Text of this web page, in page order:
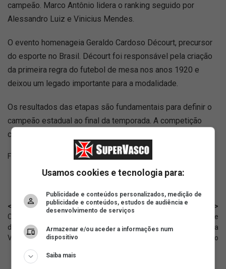
campeão. Marco Antônio lidera o ranking seguido por
Alessandro Luiz e Vinicius Mendes.
O evento homenageia Geraldo Cardoso Décourt, precursor
do esporte no Brasil. Décourt foi responsável pela criação
da primeira regra do futebol de mesa nos anos 1920 e
deixou um legado importante para a modalidade.
Os resultados das etapas são fundamentais para definir o
campeão estadual ao final da temporada. A competição
culmina em novembro com a Taça Cidade Maravilhosa.
Fonte:
< Anterior
Canal fala sobre a possibilidade
de António Oliveira ir para o
Vasco
Próximo >
Cria do Vasco, Galarza fala sobre
eliminação do Paraguai na Copa
do Mundo
Usamos cookies e tecnologia para:
Publicidade e conteúdos personalizados, medição de
publicidade e conteúdos, estudos de audiência e
desenvolvimento de serviços
Armazenar e/ou aceder a informações num
dispositivo
Saiba mais